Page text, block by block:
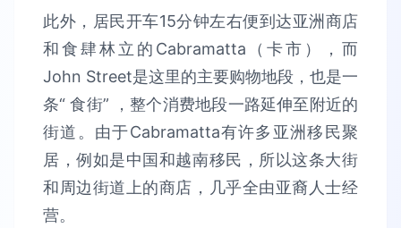
此外，居民开车15分钟左右便到达亚洲商店
和食肆林立的Cabramatta（卡市），而
John Street是这里的主要购物地段，也是一
条“ 食街” ，整个消费地段一路延伸至附近的
街道。由于Cabramatta有许多亚洲移民聚
居，例如是中国和越南移民，所以这条大街
和周边街道上的商店，几乎全由亚裔人士经
营。